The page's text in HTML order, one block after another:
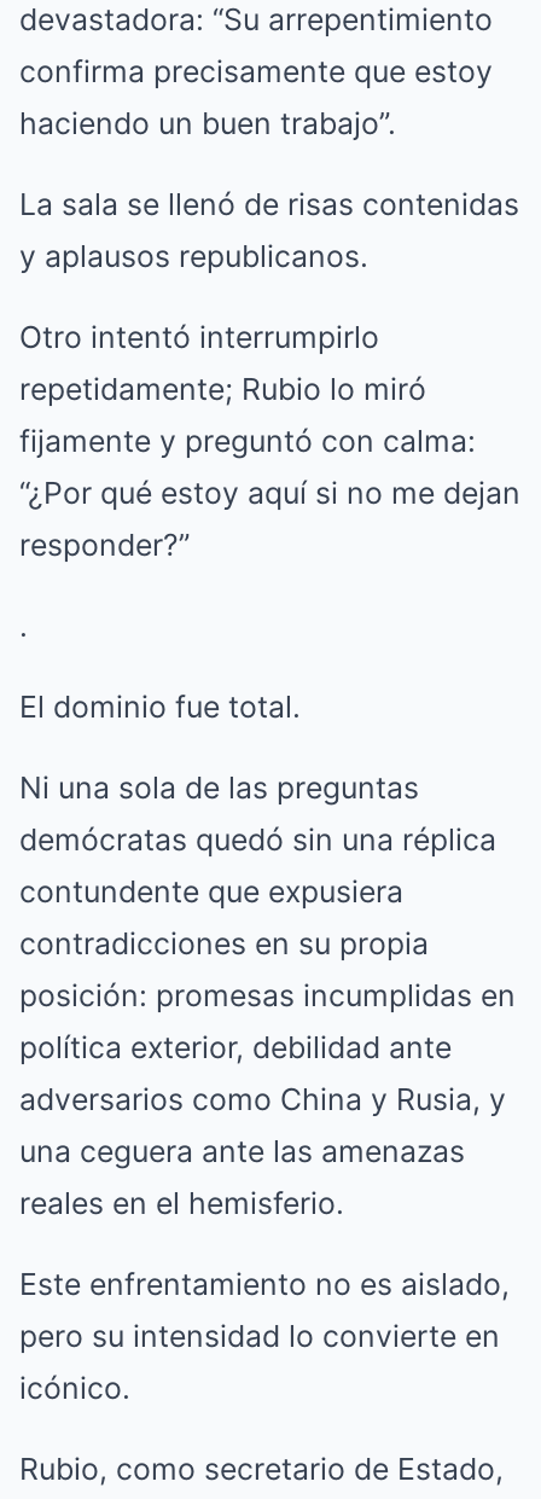
devastadora: “Su arrepentimiento
confirma precisamente que estoy
haciendo un buen trabajo”.
La sala se llenó de risas contenidas
y aplausos republicanos.
Otro intentó interrumpirlo
repetidamente; Rubio lo miró
fijamente y preguntó con calma:
“¿Por qué estoy aquí si no me dejan
responder?”
.
El dominio fue total.
Ni una sola de las preguntas
demócratas quedó sin una réplica
contundente que expusiera
contradicciones en su propia
posición: promesas incumplidas en
política exterior, debilidad ante
adversarios como China y Rusia, y
una ceguera ante las amenazas
reales en el hemisferio.
Este enfrentamiento no es aislado,
pero su intensidad lo convierte en
icónico.
Rubio, como secretario de Estado,